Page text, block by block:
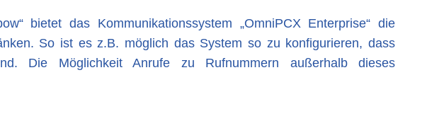
bietet das Kommunikationssystem „OmniPCX Enterprise“ die
So ist es z.B. möglich das System so zu konfigurieren, dass
Die Möglichkeit Anrufe zu Rufnummern außerhalb dieses